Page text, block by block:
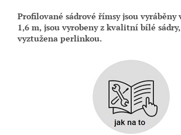
Profilované sádrové římsy jsou vyráběny
1,6 m, jsou vyrobeny z kvalitní bílé
vyztužena perlinkou.